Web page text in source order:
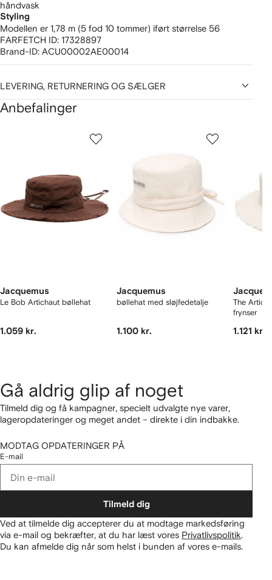
håndvask
Styling
Modellen er 1,78 m (5 fod 10 tommer) iført størrelse 56
FARFETCH ID: 17328897
Brand-ID: ACU00002AE00014
LEVERING, RETURNERING OG SÆLGER
Anbefalinger
Jacquemus
Le Bob Artichaut bøllehat
1.059 kr.
Jacquemus
bøllehat med sløjfedetalje
1.100 kr.
The
frynser
1.121 kr.
Gå aldrig glip af noget
Tilmeld dig og få kampagner, specielt udvalgte nye varer,
lageropdateringer og meget andet – direkte i din indbakke.
MODTAG OPDATERINGER PÅ
E-mail
Tilmeld dig
Ved at tilmelde dig accepterer du at modtage markedsføring
via e-mail og bekræfter, at du har læst vores Privatlivspolitik.
Du kan afmelde dig når som helst i bunden af vores e-mails.